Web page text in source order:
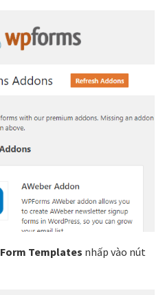
Form Templates nhấp vào nút